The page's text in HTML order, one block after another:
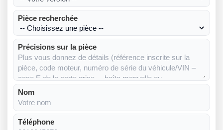
Pièce recherchée
Précisions sur la pièce
Nom
Téléphone